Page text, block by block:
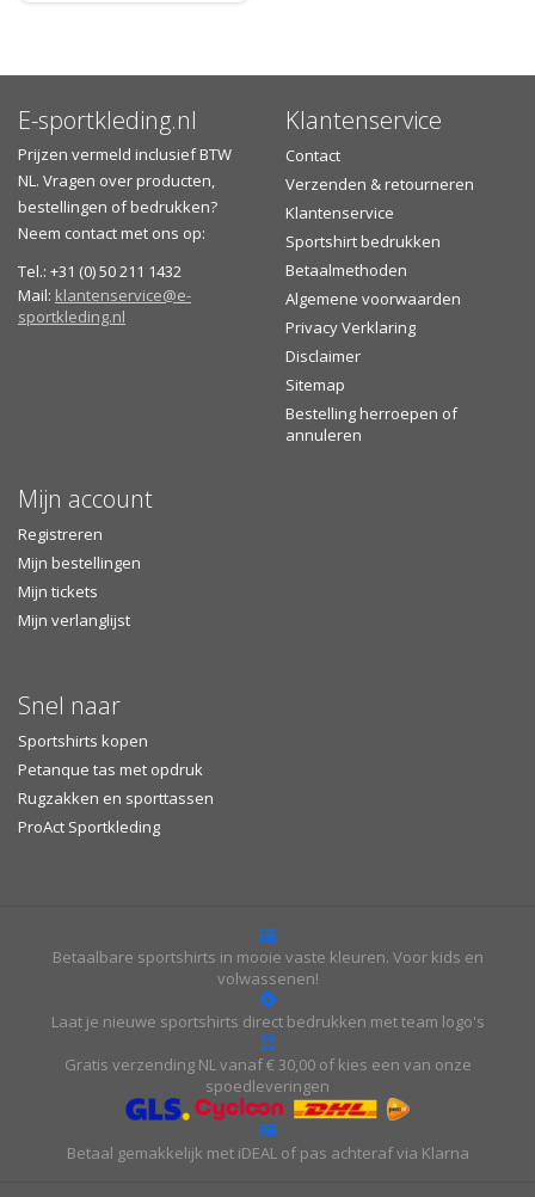
E-sportkleding.nl
Prijzen vermeld inclusief BTW
NL. Vragen over producten,
bestellingen of bedrukken?
Neem contact met ons op:
Tel.: +31 (0) 50 211 1432
Mail: klantenservice@e-
sportkleding.nl
Klantenservice
Contact
Verzenden & retourneren
Klantenservice
Sportshirt bedrukken
Betaalmethoden
Algemene voorwaarden
Privacy Verklaring
Disclaimer
Sitemap
Bestelling herroepen of
annuleren
Mijn account
Registreren
Mijn bestellingen
Mijn tickets
Mijn verlanglijst
Snel naar
Sportshirts kopen
Petanque tas met opdruk
Rugzakken en sporttassen
ProAct Sportkleding
Betaalbare sportshirts in mooie vaste kleuren. Voor kids en
volwassenen!
Laat je nieuwe sportshirts direct bedrukken met team logo's
Gratis verzending NL vanaf € 30,00 of kies een van onze
spoedleveringen
Betaal gemakkelijk met iDEAL of pas achteraf via Klarna